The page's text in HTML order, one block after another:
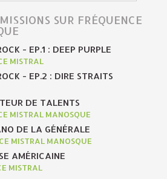
SUR FRÉQUENCE
- EP.1 : DEEP PURPLE
MISTRAL
- EP.2 : DIRE STRAITS
DE TALENTS
MISTRAL MANOSQUE
DE LA GÉNÉRALE
MISTRAL MANOSQUE
AMÉRICAINE
MISTRAL